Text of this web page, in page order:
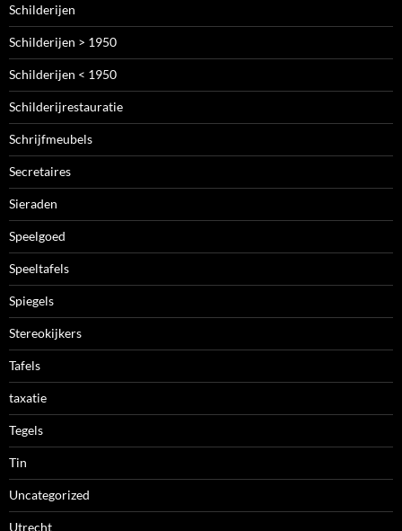
Schilderijen
Schilderijen > 1950
Schilderijen < 1950
Schilderijrestauratie
Schrijfmeubels
Secretaires
Sieraden
Speelgoed
Speeltafels
Spiegels
Stereokijkers
Tafels
taxatie
Tegels
Tin
Uncategorized
Utrecht